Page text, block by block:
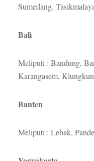
Sumedang,
Bali
Meliputi : Bandung,
Karangasem,
Banten
Meliputi : Lebak,